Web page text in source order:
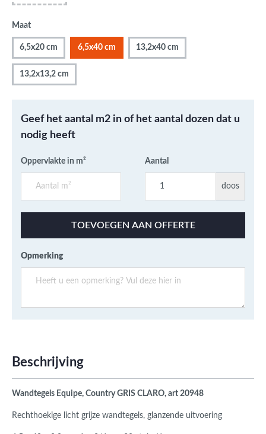
Maat
6,5x20 cm 6,5x40 cm 13,2x40 cm
13,2x13,2 cm
Geef het aantal m2 in of het aantal dozen dat u
nodig heeft
Oppervlakte in m² Aantal
doos
TOEVOEGEN AAN OFFERTE
Opmerking
Beschrijving
Wandtegels Equipe, Country GRIS CLARO, art 20948
Rechthoekige licht grijze wandtegels, glanzende uitvoering